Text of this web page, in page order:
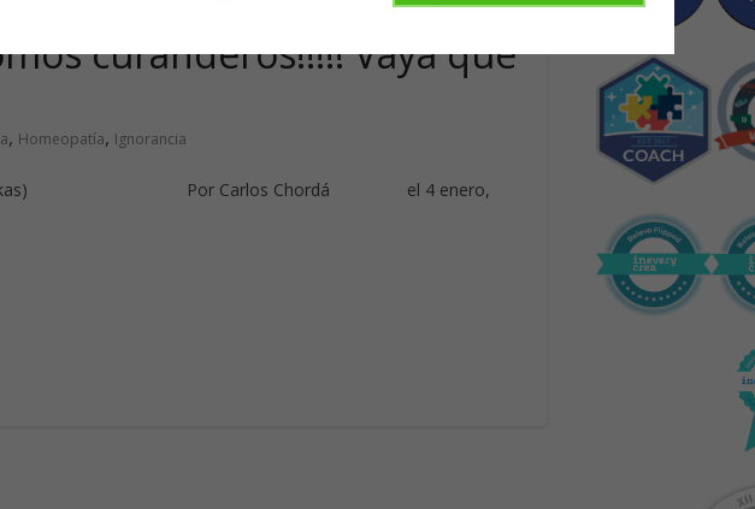
curanderos!!!!! Vaya que
, Homeopatía, Ignorancia
(de Naukas) Por Carlos Chordá el 4 enero,